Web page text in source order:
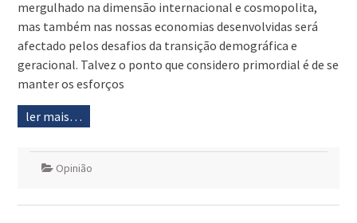
mergulhado na dimensão internacional e cosmopolita,
mas também nas nossas economias desenvolvidas será
afectado pelos desafios da transição demográfica e
geracional. Talvez o ponto que considero primordial é de se
manter os esforços
ler mais…
Opinião